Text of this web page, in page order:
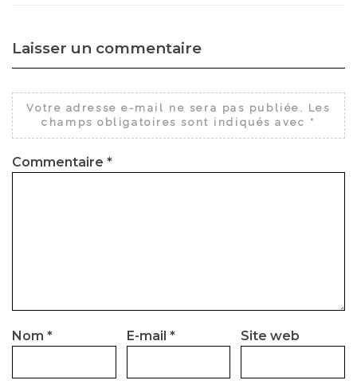
Laisser un commentaire
Votre adresse e-mail ne sera pas publiée.
Les
champs obligatoires sont indiqués avec *
Commentaire *
Nom * E-mail * Site web